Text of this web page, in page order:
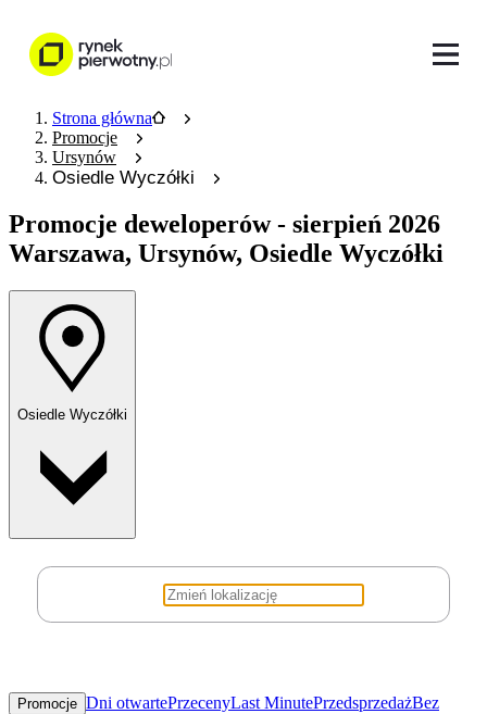
Strona główna
Promocje
Ursynów
Osiedle Wyczółki
Promocje deweloperów - sierpień 2026
Warszawa, Ursynów, Osiedle Wyczółki
Osiedle Wyczółki
Promocje Dni otwartePrzecenyLast MinutePrzedsprzedażBez